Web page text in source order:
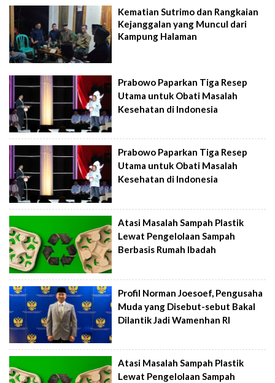
Kematian Sutrimo dan Rangkaian
Kejanggalan yang Muncul dari
Kampung Halaman
Prabowo Paparkan Tiga Resep
Utama untuk Obati Masalah
Kesehatan di Indonesia
Prabowo Paparkan Tiga Resep
Utama untuk Obati Masalah
Kesehatan di Indonesia
Atasi Masalah Sampah Plastik
Lewat Pengelolaan Sampah
Berbasis Rumah Ibadah
Profil Norman Joesoef, Pengusaha
Muda yang Disebut-sebut Bakal
Dilantik Jadi Wamenhan RI
Atasi Masalah Sampah Plastik
Lewat Pengelolaan Sampah